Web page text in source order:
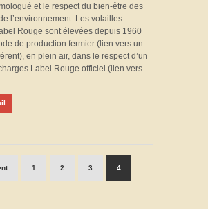
et le respect du bien-être des
l’environnement. Les volailles
Rouge sont élevées depuis 1960
de production fermier (lien vers un
en plein air, dans le respect d’un
Label Rouge officiel (lien vers
1 2 3 4